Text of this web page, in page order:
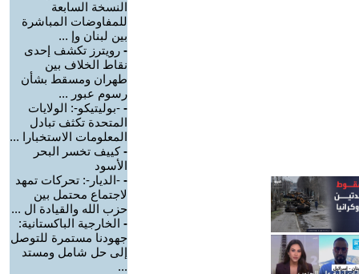
النسخة السابعة
للمفاوضات المباشرة
بين لبنان وإ ...
- رويترز تكشف إحدى
نقاط الخلاف بين
طهران ومسقط بشأن
رسوم عبور ...
- -بوليتيكو-: الولايات
المتحدة تكثف تبادل
المعلومات الاستخبارا ...
-كييف تخسر البحر
الأسود
- -الديار-: تحركات تمهد
لاجتماع محتمل بين
حزب الله والقيادة ال ...
- الخارجية الباكستانية:
جهودنا مستمرة للتوصل
إلى حل شامل ومستد
...